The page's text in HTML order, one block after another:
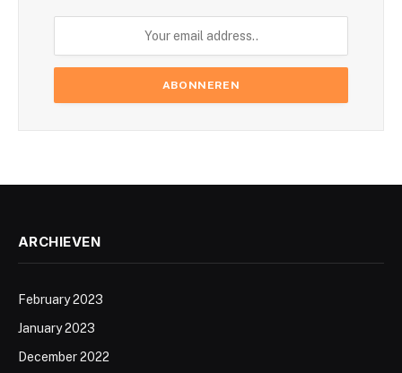
ARCHIEVEN
February 2023
January 2023
December 2022